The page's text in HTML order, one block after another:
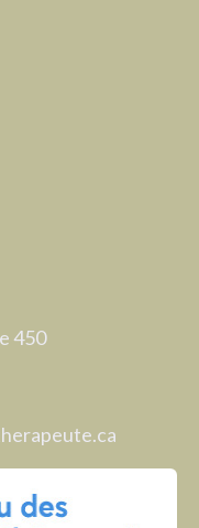
450